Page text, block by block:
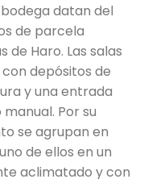
datan del
de parcela
de Haro. Las salas
depósitos de
y una entrada
Por su
se agrupan en
de ellos en un
aclimatado y con